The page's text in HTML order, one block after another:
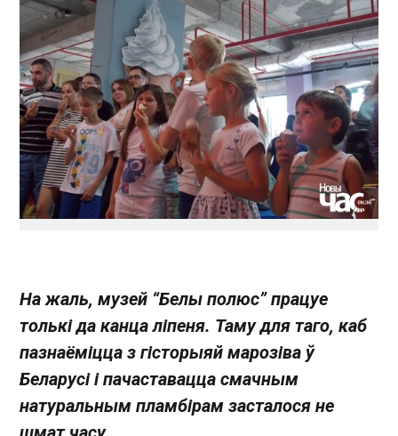
На жаль, музей “Белы полюс” працуе
толькі да канца ліпеня. Таму для таго, каб
пазнаёміцца з гісторыяй марозіва ў
Беларусі і пачаставацца смачным
натуральным пламбірам засталося не